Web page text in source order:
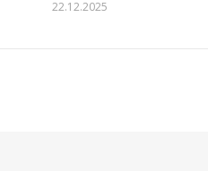
22.12.2025